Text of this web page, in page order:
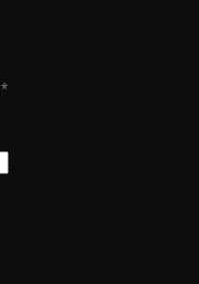
*Erforderlich